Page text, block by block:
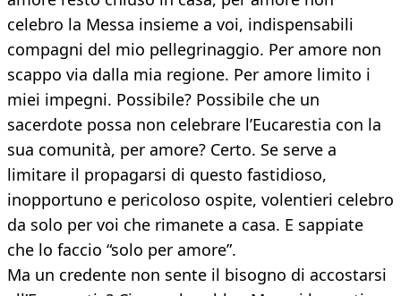
celebro la Messa insieme a voi, indispensabili
compagni del mio pellegrinaggio. Per amore non
scappo via dalla mia regione. Per amore limito i
miei impegni. Possibile? Possibile che un
sacerdote possa non celebrare l’Eucarestia con la
sua comunità, per amore? Certo. Se serve a
limitare il propagarsi di questo fastidioso,
inopportuno e pericoloso ospite, volentieri celebro
da solo per voi che rimanete a casa. E sappiate
che lo faccio “solo per amore”.
Ma un credente non sente il bisogno di accostarsi